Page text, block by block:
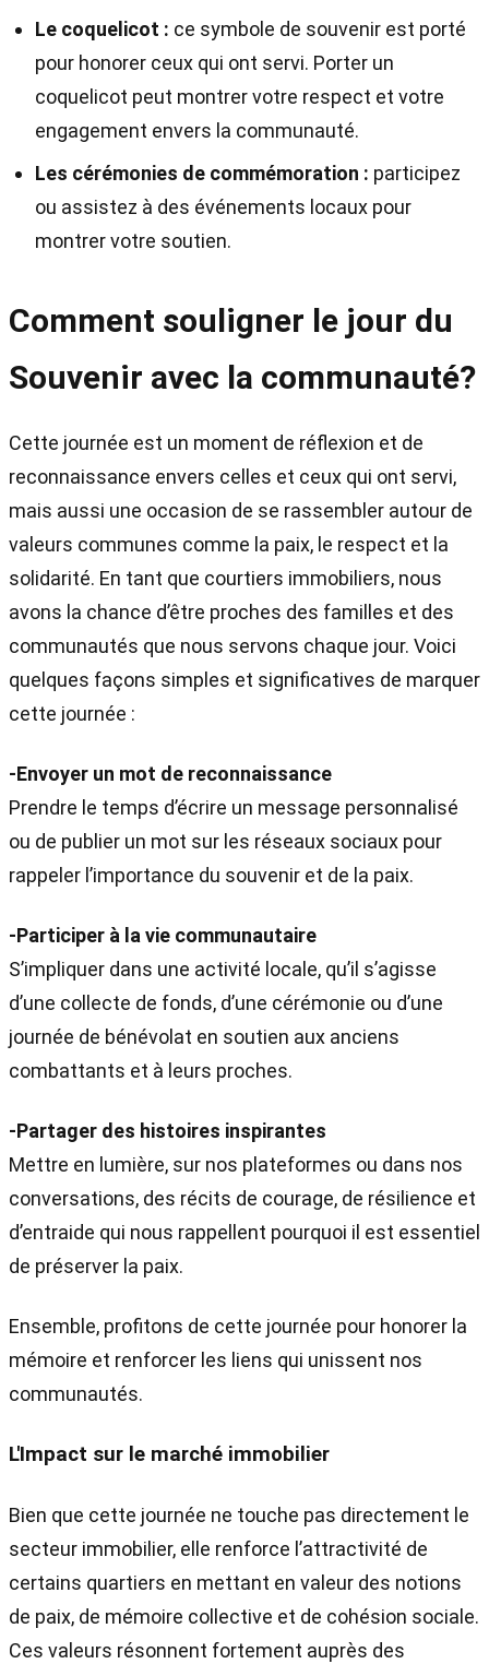
Le coquelicot : ce symbole de souvenir est porté
pour honorer ceux qui ont servi. Porter un
coquelicot peut montrer votre respect et votre
engagement envers la communauté.
Les cérémonies de commémoration : participez
ou assistez à des événements locaux pour
montrer votre soutien.
Comment souligner le jour du
Souvenir avec la communauté?
Cette journée est un moment de réflexion et de
reconnaissance envers celles et ceux qui ont servi,
mais aussi une occasion de se rassembler autour de
valeurs communes comme la paix, le respect et la
solidarité. En tant que courtiers immobiliers, nous
avons la chance d’être proches des familles et des
communautés que nous servons chaque jour. Voici
quelques façons simples et significatives de marquer
cette journée :
-Envoyer un mot de reconnaissance
Prendre le temps d’écrire un message personnalisé
ou de publier un mot sur les réseaux sociaux pour
rappeler l’importance du souvenir et de la paix.
-Participer à la vie communautaire
S’impliquer dans une activité locale, qu’il s’agisse
d’une collecte de fonds, d’une cérémonie ou d’une
journée de bénévolat en soutien aux anciens
combattants et à leurs proches.
-Partager des histoires inspirantes
Mettre en lumière, sur nos plateformes ou dans nos
conversations, des récits de courage, de résilience et
d’entraide qui nous rappellent pourquoi il est essentiel
de préserver la paix.
Ensemble, profitons de cette journée pour honorer la
mémoire et renforcer les liens qui unissent nos
communautés.
L'Impact sur le marché immobilier
Bien que cette journée ne touche pas directement le
secteur immobilier, elle renforce l’attractivité de
certains quartiers en mettant en valeur des notions
de paix, de mémoire collective et de cohésion sociale.
Ces valeurs résonnent fortement auprès des